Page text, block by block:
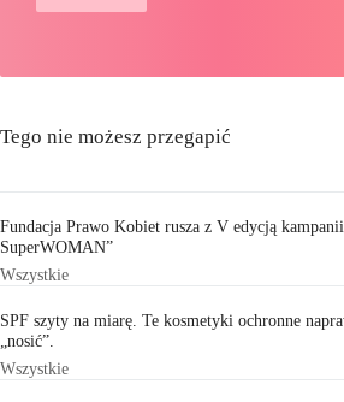
Tego nie możesz przegapić
Fundacja Prawo Kobiet rusza z V edycją
SuperWOMAN”
Wszystkie
SPF szyty na miarę. Te kosmetyki ochronne
„nosić”.
Wszystkie